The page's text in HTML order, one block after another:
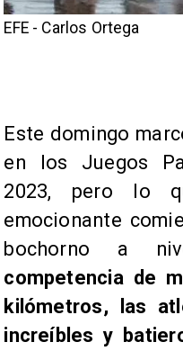
EFE - Carlos Ortega
​Este domingo
en los Juegos
2023, pero lo
emocionante
bochorno a
competencia de
kilómetros, las
increíbles y